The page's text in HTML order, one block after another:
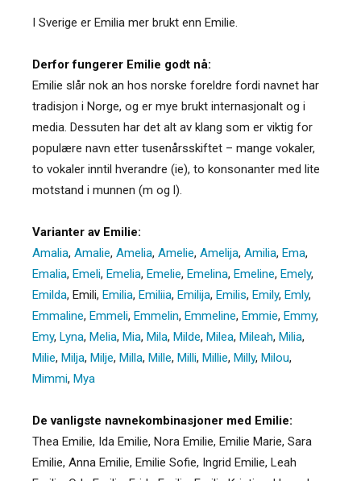
I Sverige er Emilia mer brukt enn Emilie.
Derfor fungerer Emilie godt nå:
Emilie slår nok an hos norske foreldre fordi navnet har
tradisjon i Norge, og er mye brukt internasjonalt og i
media. Dessuten har det alt av klang som er viktig for
populære navn etter tusenårsskiftet – mange vokaler,
to vokaler inntil hverandre (ie), to konsonanter med lite
motstand i munnen (m og l).
Varianter av Emilie:
Amalia, Amalie, Amelia, Amelie, Amelija, Amilia, Ema,
Emalia, Emeli, Emelia, Emelie, Emelina, Emeline, Emely,
Emilda, Emili, Emilia, Emiliia, Emilija, Emilis, Emily, Emly,
Emmaline, Emmeli, Emmelin, Emmeline, Emmie, Emmy,
Emy, Lyna, Melia, Mia, Mila, Milde, Milea, Mileah, Milia,
Milie, Milja, Milje, Milla, Mille, Milli, Millie, Milly, Milou,
Mimmi, Mya
De vanligste navnekombinasjoner med Emilie:
Thea Emilie, Ida Emilie, Nora Emilie, Emilie Marie, Sara
Emilie, Anna Emilie, Emilie Sofie, Ingrid Emilie, Leah